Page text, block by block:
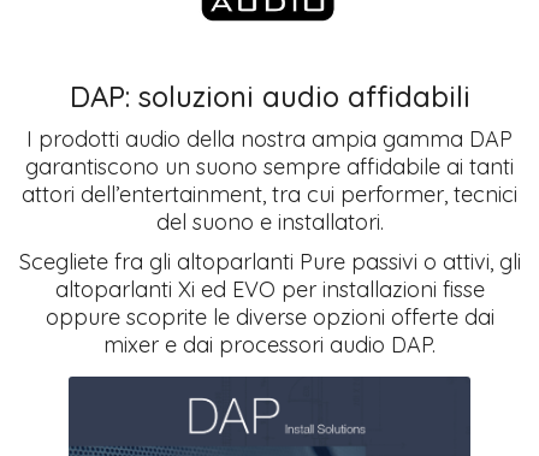
DAP: soluzioni audio affidabili
I prodotti audio della nostra ampia gamma DAP
garantiscono un suono sempre affidabile ai tanti
attori dell’entertainment, tra cui performer, tecnici
del suono e installatori.
Scegliete fra gli altoparlanti Pure passivi o attivi, gli
altoparlanti Xi ed EVO per installazioni fisse
oppure scoprite le diverse opzioni offerte dai
mixer e dai processori audio DAP.